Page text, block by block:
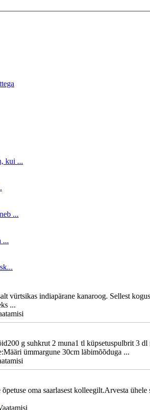
kui ...
...
...
vürtsikas indiapärane kanaroog. Sellest
...
g suhkrut 2 muna1 tl küpsetuspulbrit 3
ümmargune 30cm läbimõõduga ...
õpetuse oma saarlasest kolleegilt.Arvesta